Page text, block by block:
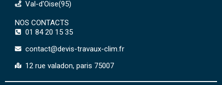
Val-d'Oise(95)
NOS CONTACTS
01 84 20 15 35
contact@devis-travaux-clim.fr
12 rue valadon, paris 75007